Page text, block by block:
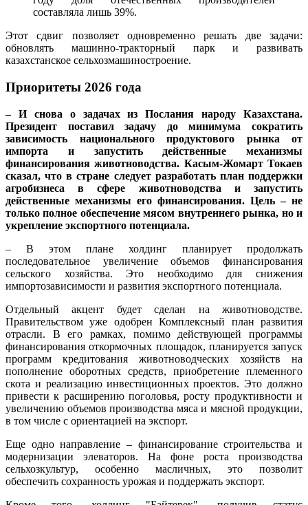
составляла лишь 39%.
Этот сдвиг позволяет одновременно решать две задачи:
обновлять машинно-тракторный парк и развивать
казахстанское сельхозмашиностроение.
Приоритеты 2026 года
– И снова о задачах из Послания народу Казахстана.
Президент поставил задачу до минимума сократить
зависимость национального продуктового рынка от
импорта и запустить действенные механизмы
финансирования животноводства. Касым-Жомарт Токаев
сказал, что в стране следует разработать план поддержки
агробизнеса в сфере животноводства и запустить
действенные механизмы его финансирования. Цель – не
только полное обеспечение мясом внутреннего рынка, но и
укрепление экспортного потенциала.
– В этом плане холдинг планирует продолжать
последовательное увеличение объемов финансирования
сельского хозяйства. Это необходимо для снижения
импортозависимости и развития экспортного потенциала.
Отдельный акцент будет сделан на животноводстве.
Правительством уже одобрен Комплексный план развития
отрасли. В его рамках, помимо действующей программы
финансирования откормочных площадок, планируется запуск
программ кредитования животноводческих хозяйств на
пополнение оборотных средств, приобретение племенного
скота и реализацию инвестиционных проектов. Это должно
привести к расширению поголовья, росту продуктивности и
увеличению объемов производства мяса и мясной продукции,
в том числе с ориентацией на экспорт.
Еще одно направление – финансирование строительства и
модернизации элеваторов. На фоне роста производства
сельхозкультур, особенно масличных, это позволит
обеспечить сохранность урожая и поддержать экспорт.